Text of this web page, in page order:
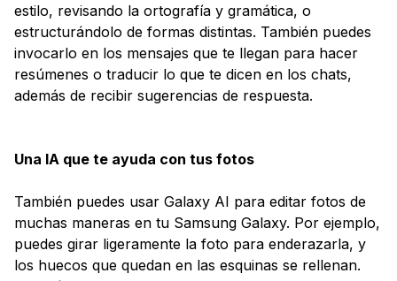
estilo, revisando la ortografía y gramática, o
estructurándolo de formas distintas. También puedes
invocarlo en los mensajes que te llegan para hacer
resúmenes o traducir lo que te dicen en los chats,
además de recibir sugerencias de respuesta.
Una IA que te ayuda con tus fotos
También puedes usar Galaxy AI para editar fotos de
muchas maneras en tu Samsung Galaxy. Por ejemplo,
puedes girar ligeramente la foto para enderazarla, y
los huecos que quedan en las esquinas se rellenan.